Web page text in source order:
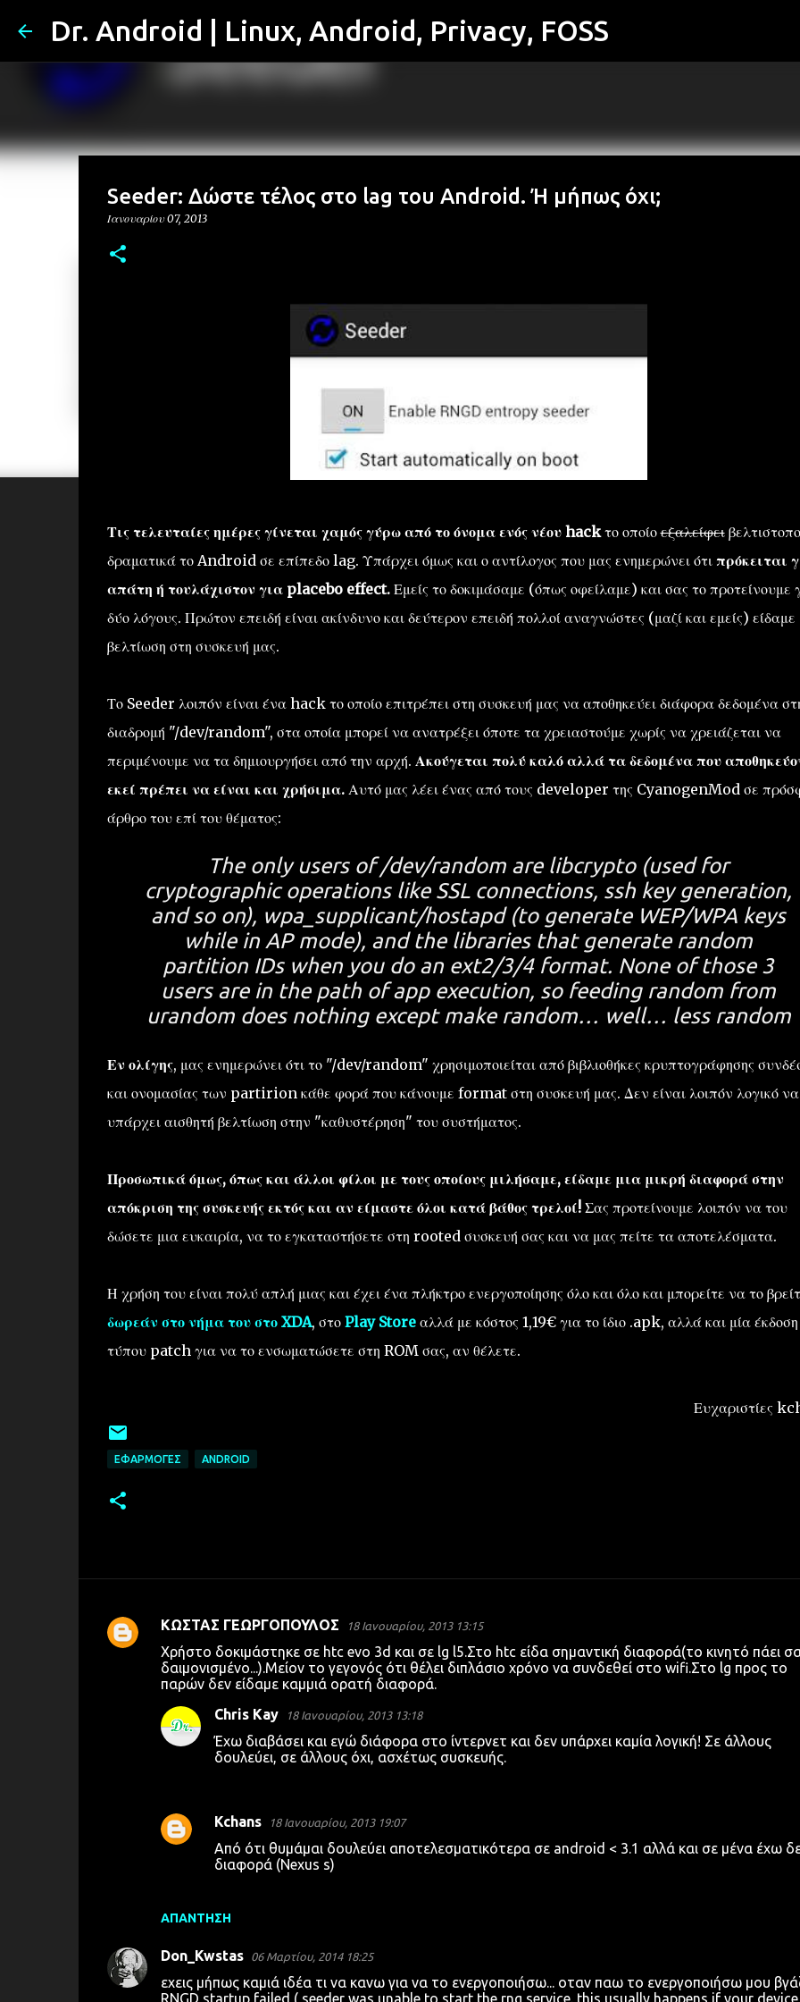
Μετάβαση στο κύριο περιεχόμενο
Dr. Android | Linux, Android, Privacy, FOSS
Seeder: Δώστε τέλος στο lag του Android. Ή μήπως όχι;
Ιανουαρίου 07, 2013
Τις τελευταίες ημέρες γίνεται χαμός γύρω από το όνομα ενός νέου hackτο οποίοεξαλείφει
δραματικά το Android σε επίπεδο lag. Υπάρχει όμως και ο αντίλογος που μας ενημερώνει ότι πρόκειται
απάτη ή τουλάχιστον για placebo effect.Εμείς το δοκιμάσαμε (όπως οφείλαμε) και σας το προτείνουμε
δύο λόγους. Πρώτον επειδή είναι ακίνδυνο και δεύτερον επειδή πολλοί αναγνώστες (μαζί και εμείς) είδαμε
βελτίωση στη συσκευή μας.
Το Seeder λοιπόν είναι ένα hack το οποίο επιτρέπει στη συσκευή μας να αποθηκεύει διάφορα δεδομένα
διαδρομή "/dev/random", στα οποία μπορεί να ανατρέξει όποτε τα χρειαστούμε χωρίς να χρειάζεται να
περιμένουμε να τα δημιουργήσει από την αρχή. Ακούγεται πολύ καλό αλλά τα δεδομένα που
εκεί πρέπει να είναι και χρήσιμα.Αυτό μας λέει ένας από τους developer της CyanogenMod σε
άρθρο του επί του θέματος:
The only users of /dev/random are libcrypto (used for
cryptographic operations like SSL connections, ssh key generation,
and so on), wpa_supplicant/hostapd (to generate WEP/WPA keys
while in AP mode), and the libraries that generate random
partition IDs when you do an ext2/3/4 format. None of those 3
users are in the path of app execution, so feeding random from
urandom does nothing except make random… well… less random
Εν ολίγης, μας ενημερώνει ότι το "/dev/random" χρησιμοποιείται από βιβλιοθήκες κρυπτογράφησης
και ονομασίας των partirion κάθε φορά που κάνουμε format στη συσκευή μας. Δεν είναι λοιπόν λογικό να
υπάρχει αισθητή βελτίωση στην "καθυστέρηση" του συστήματος.
Προσωπικά όμως, όπως και άλλοι φίλοι με τους οποίους μιλήσαμε, είδαμε μια μικρή διαφορά στην
απόκριση της συσκευής εκτός και αν είμαστε όλοι κατά βάθος τρελοί!Σας προτείνουμε λοιπόν να του
δώσετε μια ευκαιρία, να το εγκαταστήσετε στη rooted συσκευή σας και να μας πείτε τα αποτελέσματα.
Η χρήση του είναι πολύ απλή μιας και έχει ένα πλήκτρο ενεργοποίησης όλο και όλο και μπορείτε να το
δωρεάν στο νήμα του στο XDA, στο Play Storeαλλά με κόστος 1,19€ για το ίδιο .apk, αλλά και μία έκδοση
τύπου patch για να το ενσωματώσετε στη ROM σας, αν θέλετε.
Ευχαριστίες
ΕΦΑΡΜΟΓΈΣ ANDROID
Σ
ΚΩΣΤΑΣ ΓΕΩΡΓΟΠΟΥΛΟΣ 18 Ιανουαρίου, 2013 13:15
Χρήστο δοκιμάστηκε σε htc evo 3d και σε lg l5.Στο htc είδα σημαντική διαφορά(το κινητό πάει
δαιμονισμένο...).Μείον το γεγονός ότι θέλει διπλάσιο χρόνο να συνδεθεί στο wifi.Στο lg προς το
παρών δεν είδαμε καμμιά ορατή διαφορά.
ΑΠΆΝΤΗΣΗ
Chris Kay 18 Ιανουαρίου, 2013 13:18
Έχω διαβάσει και εγώ διάφορα στο ίντερνετ και δεν υπάρχει καμία λογική! Σε άλλους
δουλεύει, σε άλλους όχι, ασχέτως συσκευής.
Kchans 18 Ιανουαρίου, 2013 19:07
Από ότι θυμάμαι δουλεύει αποτελεσματικότερα σε android < 3.1 αλλά και σε μένα έχω
διαφορά (Νexus s)
Don_Kwstas 06 Μαρτίου, 2014 18:25
εχεις μήπως καμιά ιδέα τι να κανω για να το ενεργοποιήσω... οταν παω το ενεργοποιήσω μου
RNGD startup failed ( seeder was unable to start the rng service. this usually happens if your device